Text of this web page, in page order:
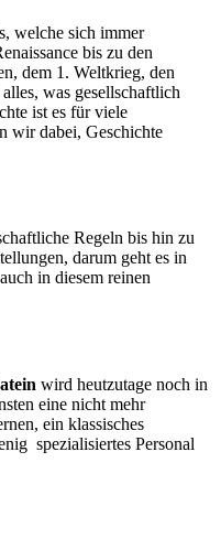
welche sich immer
bis zu den
dem 1. Weltkrieg, den
was gesellschaftlich
ist es für viele
wir dabei, Geschichte
Regeln bis hin zu
darum geht es in
in diesem reinen
wird heutzutage noch in
eine nicht mehr
ein klassisches
spezialisiertes Personal